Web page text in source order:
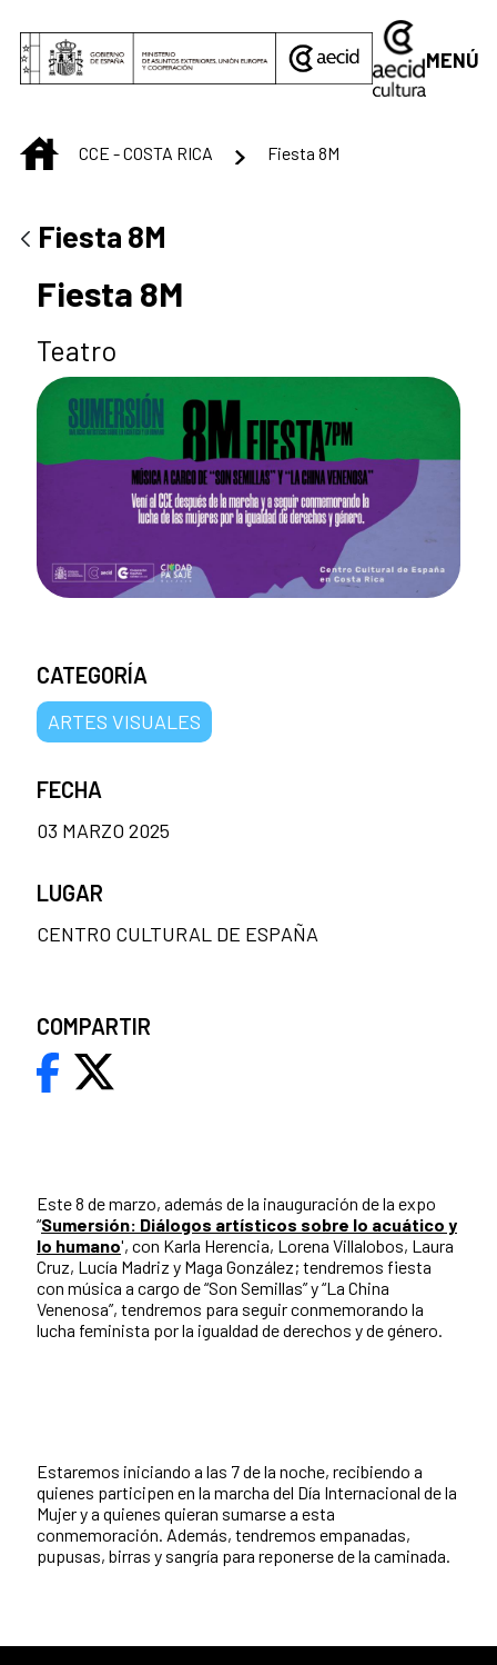
MENÚ
INICIO
CCE - COSTA RICA Fiesta 8M
Fiesta 8M
Fiesta 8M
Teatro
Este 8 de marzo, además de la inauguración de la expo
“Sumersión: Diálogos artísticos sobre lo acuático y
lo humano', con Karla Herencia, Lorena Villalobos, Laura
Cruz, Lucía Madriz y Maga González; tendremos fiesta
con música a cargo de “Son Semillas” y “La China
Venenosa”, tendremos para seguir conmemorando la
lucha feminista por la igualdad de derechos y de género.
Estaremos iniciando a las 7 de la noche, recibiendo a
quienes participen en la marcha del Día Internacional de la
Mujer y a quienes quieran sumarse a esta
conmemoración. Además, tendremos empanadas,
pupusas, birras y sangría para reponerse de la caminada.
CATEGORÍA
ARTES VISUALES
FECHA
03 MARZO 2025
LUGAR
CENTRO CULTURAL DE ESPAÑA
COMPARTIR